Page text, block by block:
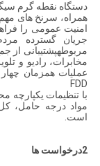
همراه، سرنخ های
امنیت عمومی را
جریان گسترده
FDD
با تنظیمات یکپارچه
مواد درجه حامل،
است.
2درخواست ها